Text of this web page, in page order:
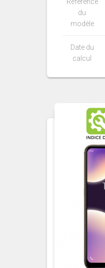
du
modèle
Date du
calcul